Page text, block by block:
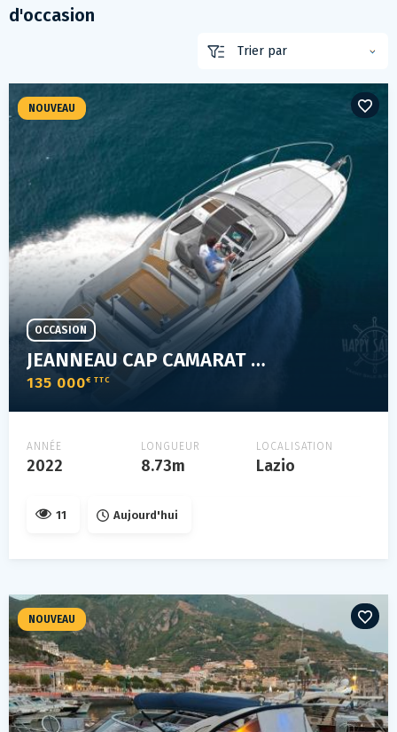
d'occasion
JEANNEAU CAP CAMARAT 9.0 WA
135 000€ TTC
OCCASION
ANNÉE
2022
LONGUEUR
8.73m
LOCALISATION
Lazio
NOUVEAU
11 Aujourd'hui
NOUVEAU